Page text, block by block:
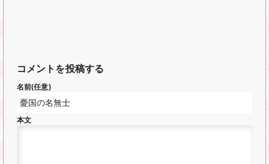
コメントを投稿する
名前(任意)
本文